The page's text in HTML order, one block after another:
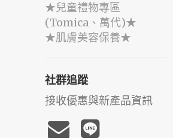
★兒童禮物專區
(Tomica、萬代)★
★肌膚美容保養★
社群追蹤
接收優惠與新產品資訊